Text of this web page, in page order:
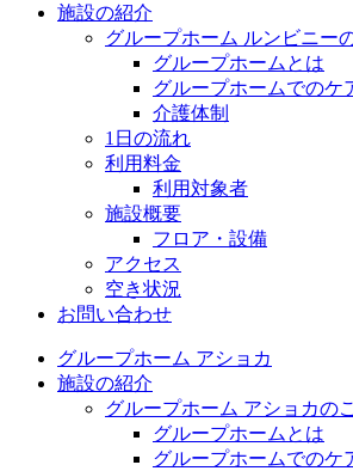
施設の紹介
グループホーム ルンビニー
グループホームとは
グループホームでのケ
介護体制
1日の流れ
利用料金
利用対象者
施設概要
フロア・設備
アクセス
空き状況
お問い合わせ
グループホーム アショカ
施設の紹介
グループホーム アショカの
グループホームとは
グループホームでのケ